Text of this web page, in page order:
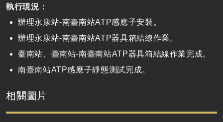
執行現況：
辦理永康站-南臺南站ATP感應子安裝。
辦理永康站-南臺南站ATP器具箱結線作業。
臺南站、臺南站-南臺南站ATP器具箱結線作業完成。
南臺南站ATP感應子靜態測試完成。
相關圖片